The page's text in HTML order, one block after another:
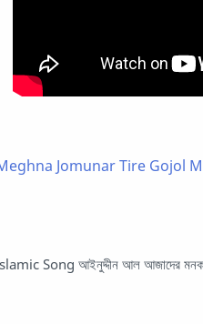
Jomunar Tire Gojol
Song আইনুদ্দীন আল আজাদের